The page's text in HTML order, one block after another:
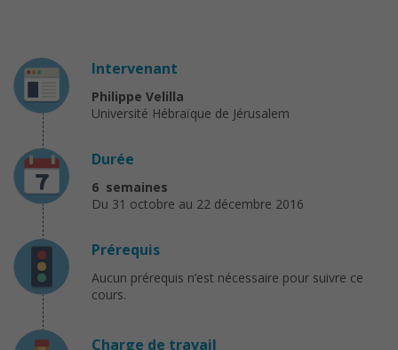
Intervenant
Philippe Velilla
Université Hébraïque de Jérusalem
Durée
6 semaines
Du 31 octobre au 22 décembre 2016
Prérequis
Aucun prérequis n’est nécessaire pour suivre ce
cours.
Charge de travail